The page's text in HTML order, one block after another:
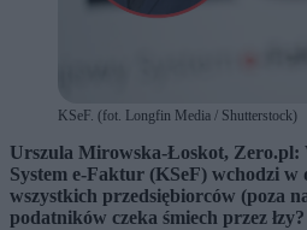
KSeF. (fot. Longfin Media / Shutterstock)
Urszula Mirowska‑Łoskot,
System e-Faktur (KSeF) wchodzi
wszystkich przedsiębiorców (poza
podatników czeka śmiech przez łzy?